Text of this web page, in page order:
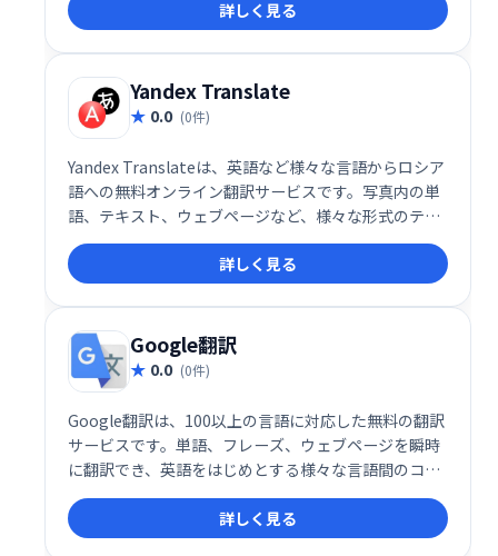
手軽に利用できる便利な翻訳ツールとして、ビジネス
や旅行など様々な場面で活躍します。
詳しく見る
Yandex Translate
0.0 (0件)
Yandex Translateは、英語など様々な言語からロシア
語への無料オンライン翻訳サービスです。写真内の単
語、テキスト、ウェブページなど、様々な形式のテキ
ストを翻訳できます。手軽で便利な翻訳ツールとし
て、幅広い用途でご利用いただけます。
詳しく見る
Google翻訳
0.0 (0件)
Google翻訳は、100以上の言語に対応した無料の翻訳
サービスです。単語、フレーズ、ウェブページを瞬時
に翻訳でき、英語をはじめとする様々な言語間のコミ
ュニケーションを円滑にします。手軽で便利な翻訳ツ
ールとして、個人からビジネスまで幅広く活用できま
す。
詳しく見る